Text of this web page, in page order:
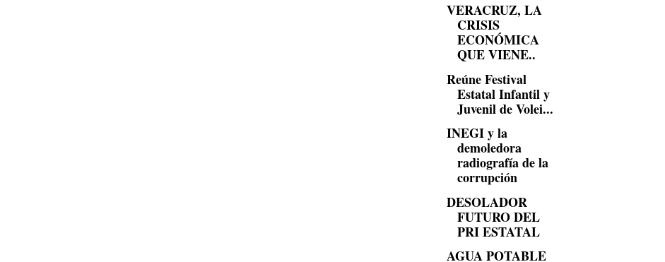
VERACRUZ, LA
CRISIS
ECONÓMICA
QUE VIENE..
Reúne Festival
Estatal Infantil y
Juvenil de Volei...
INEGI y la
demoledora
radiografía de la
corrupción
DESOLADOR
FUTURO DEL
PRI ESTATAL
AGUA POTABLE